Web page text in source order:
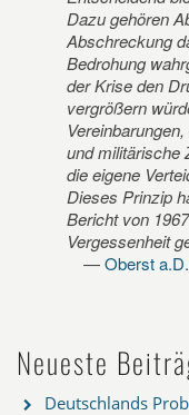
Dazu gehören
Abschreckung
Bedrohung
der Krise den
vergrößern
und militärische
die eigene
Dieses Prinzip
Bericht von
Vergessenheit
Oberst
Neueste
Deutschlands